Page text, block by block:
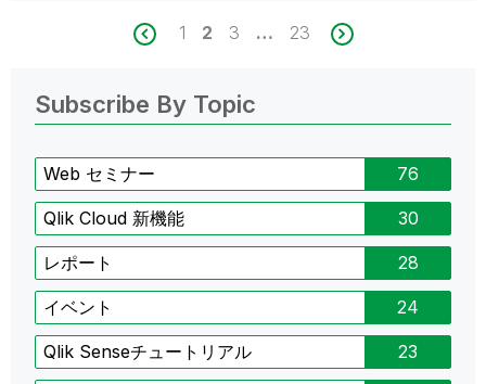
ぜひ、本レポートをご参考ください。 Gartner 社によるデ
ータ品質ソリューション市場に関するインサイト Qlik がリ
市場における各メーカーの評価 無料レポートを見る
1 2 3 … 23
Subscribe By Topic
Web セミナー 76
Qlik Cloud 新機能 30
レポート 28
イベント 24
Qlik Senseチュートリアル 23